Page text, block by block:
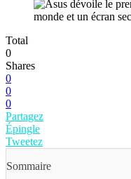
Total
0
Shares
0
0
0
Partagez
Épingle
Tweetez
Sommaire